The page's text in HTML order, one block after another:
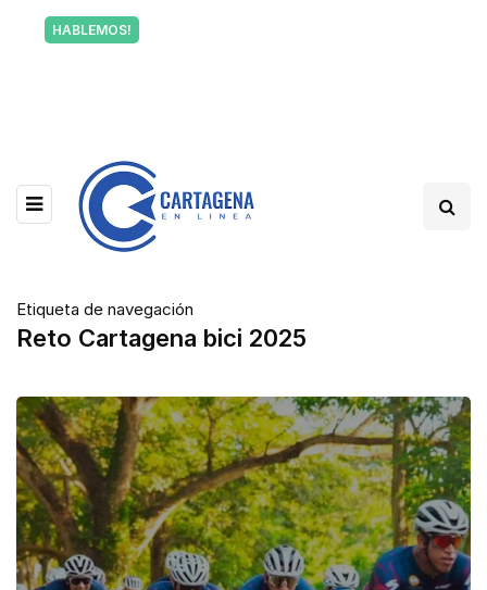
HABLEMOS!
Etiqueta de navegación
Reto Cartagena bici 2025